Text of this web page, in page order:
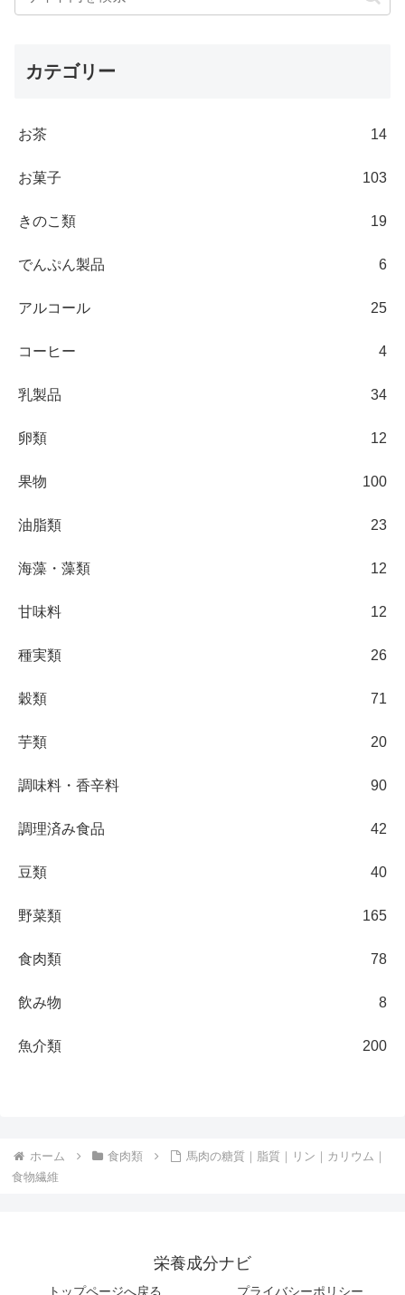
カテゴリー
お茶 14
お菓子 103
きのこ類 19
でんぷん製品 6
アルコール 25
コーヒー 4
乳製品 34
卵類 12
果物 100
油脂類 23
海藻・藻類 12
甘味料 12
種実類 26
穀類 71
芋類 20
調味料・香辛料 90
調理済み食品 42
豆類 40
野菜類 165
食肉類 78
飲み物 8
魚介類 200
ホーム 食肉類
馬肉の糖質｜脂質｜リン｜カリウム｜
食物繊維
栄養成分ナビ
トップページへ戻る プライバシーポリシー